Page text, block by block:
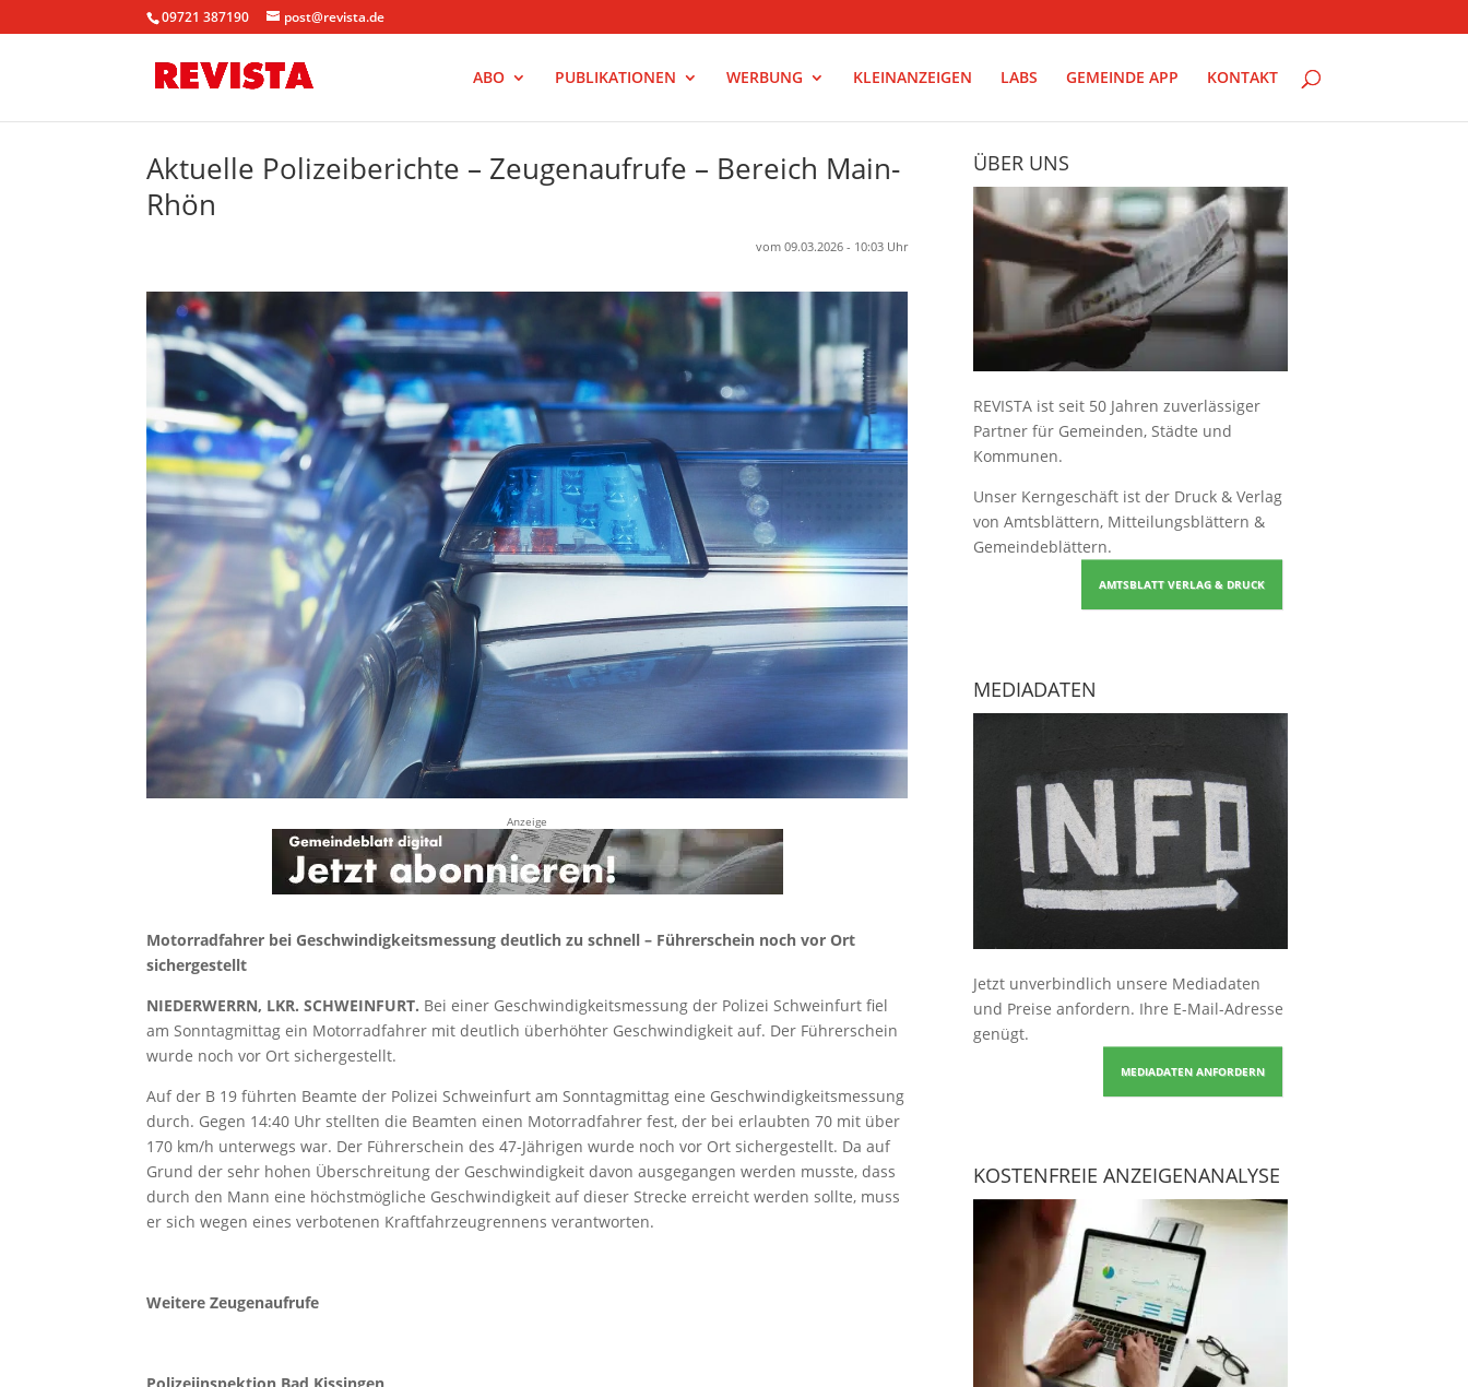
09721 387190 post@revista.de
ABO PUBLIKATIONEN WERBUNG KLEINANZEIGEN LABS GEMEINDE APP KONTAKT
Aktuelle Polizeiberichte – Zeugenaufrufe – Bereich Main-
Rhön
vom 09.03.2026 - 10:03 Uhr
Anzeige
Motorradfahrer bei Geschwindigkeitsmessung deutlich zu schnell – Führerschein noch vor Ort
sichergestellt
NIEDERWERRN, LKR. SCHWEINFURT. Bei einer Geschwindigkeitsmessung der Polizei Schweinfurt fiel
am Sonntagmittag ein Motorradfahrer mit deutlich überhöhter Geschwindigkeit auf. Der Führerschein
wurde noch vor Ort sichergestellt.
Auf der B 19 führten Beamte der Polizei Schweinfurt am Sonntagmittag eine Geschwindigkeitsmessung
durch. Gegen 14:40 Uhr stellten die Beamten einen Motorradfahrer fest, der bei erlaubten 70 mit über
170 km/h unterwegs war. Der Führerschein des 47-Jährigen wurde noch vor Ort sichergestellt. Da auf
Grund der sehr hohen Überschreitung der Geschwindigkeit davon ausgegangen werden musste, dass
durch den Mann eine höchstmögliche Geschwindigkeit auf dieser Strecke erreicht werden sollte, muss
er sich wegen eines verbotenen Kraftfahrzeugrennens verantworten.
Weitere Zeugenaufrufe
Polizeiinspektion Bad Kissingen
ÜBER UNS
REVISTA ist seit 50 Jahren zuverlässiger
Partner für Gemeinden, Städte und
Kommunen.
Unser Kerngeschäft ist der Druck & Verlag
von Amtsblättern, Mitteilungsblättern &
Gemeindeblättern.
AMTSBLATT VERLAG & DRUCK
MEDIADATEN
Jetzt unverbindlich unsere Mediadaten
und Preise anfordern. Ihre E-Mail-Adresse
genügt.
MEDIADATEN ANFORDERN
KOSTENFREIE ANZEIGENANALYSE